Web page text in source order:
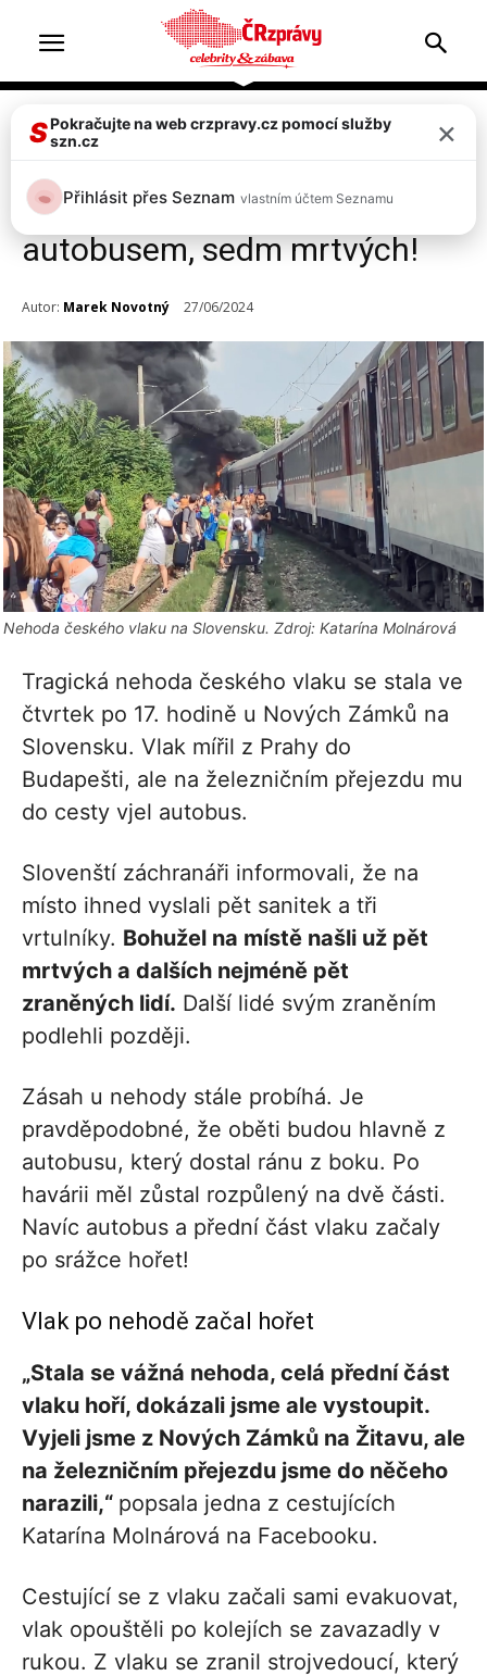
Doprava & nehody Top 2
VIDEO: Vlak jedoucí z Prahy se
na Slovensku srazil s
autobusem, sedm mrtvých!
Autor: Marek Novotný 27/06/2024
Nehoda českého vlaku na Slovensku. Zdroj: Katarína Molnárová
Tragická nehoda českého vlaku se stala ve
čtvrtek po 17. hodině u Nových Zámků na
Slovensku. Vlak mířil z Prahy do
Budapešti, ale na železničním přejezdu mu
do cesty vjel autobus.
Slovenští záchranáři informovali, že na
místo ihned vyslali pět sanitek a tři
vrtulníky. Bohužel na místě našli už pět
mrtvých a dalších nejméně pět
zraněných lidí. Další lidé svým zraněním
podlehli později.
Zásah u nehody stále probíhá. Je
pravděpodobné, že oběti budou hlavně z
autobusu, který dostal ránu z boku. Po
havárii měl zůstal rozpůlený na dvě části.
Navíc autobus a přední část vlaku začaly
po srážce hořet!
Vlak po nehodě začal hořet
„Stala se vážná nehoda, celá přední část
vlaku hoří, dokázali jsme ale vystoupit.
Vyjeli jsme z Nových Zámků na Žitavu, ale
na železničním přejezdu jsme do něčeho
narazili,“ popsala jedna z cestujících
Katarína Molnárová na Facebooku.
Cestující se z vlaku začali sami evakuovat,
vlak opouštěli po kolejích se zavazadly v
rukou. Z vlaku se zranil strojvedoucí, který
SPokračujte na web crzpravy.cz pomocí služby
szn.cz
×
Přihlásit přes Seznam vlastním účtem Seznamu